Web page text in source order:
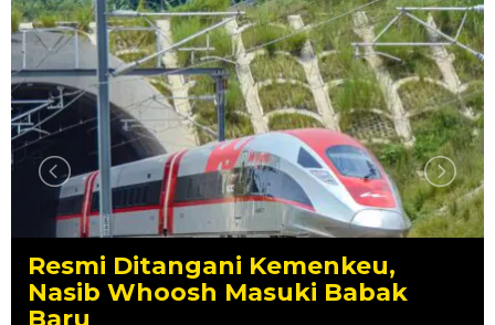
Resmi Ditangani Kemenkeu,
Nasib Whoosh Masuki Babak